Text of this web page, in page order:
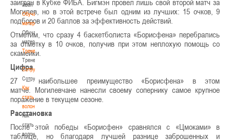
Иван
Обучающие
материалы
Обучающие
материалы
Тренерам
Тренерам
Сотрудничество
Сотрудничество
Как
стать
волонтером
Как
стать
волонтером
заигран в Кубке ФИБА. Бигмэн провел лишь свой второй матч за
Могилев, но в этой встрече был одним из лучших: 15 очков, 9
подборов и 20 баллов за эффективность действий.
Отметим, что сразу 4 баскетболиста «Борисфена» перебрались
за отметку в 10 очков, получив при этом неплохую помощь со
скамейки.
Цифра
27 – наибольшее преимущество «Борисфена» в этом
матче. Могилевчане нанесли своему сопернику самое крупное
поражение в текущем сезоне.
Расстановка
После этой победы «Борисфен» сравнялся с «Цмоками» в
таблице, но благодаря лучшей разнице заброшенных и